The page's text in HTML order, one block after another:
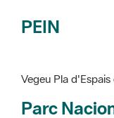
Vegeu Pla d'Espais
Espai natural